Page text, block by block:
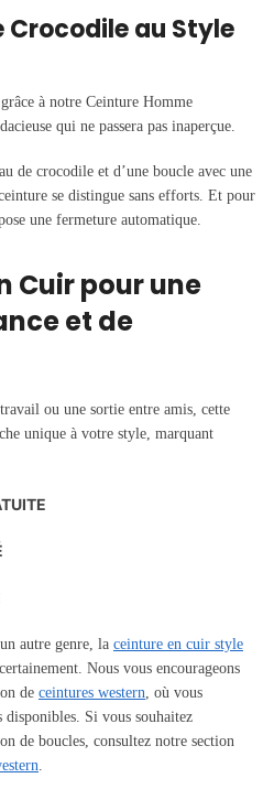
Crocodile au Style
à notre Ceinture Homme
qui ne passera pas inaperçue.
de crocodile et d’une boucle avec une
se distingue sans efforts. Et pour
une fermeture automatique.
Cuir pour une
et de
ou une sortie entre amis, cette
unique à votre style, marquant
autre genre, la ceinture en cuir style
Nous vous encourageons
de ceintures western , où vous
disponibles. Si vous souhaitez
de boucles, consultez notre section